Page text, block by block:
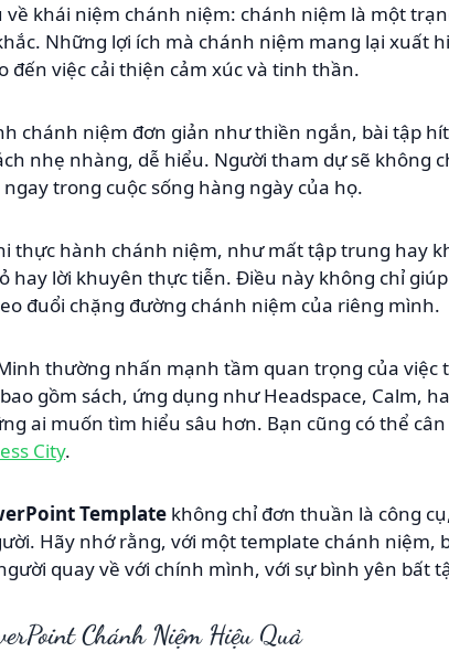
khái niệm chánh niệm: chánh niệm là một
Những lợi ích mà chánh niệm mang lại xuất
đến việc cải thiện cảm xúc và tinh thần.
chánh niệm đơn giản như thiền ngắn, bài tập
nhẹ nhàng, dễ hiểu. Người tham dự sẽ không
trong cuộc sống hàng ngày của họ.
thực hành chánh niệm, như mất tập trung hay
hay lời khuyên thực tiễn. Điều này không chỉ
đuổi chặng đường chánh niệm của riêng mình.
thường nhấn mạnh tầm quan trọng của việc
gồm sách, ứng dụng như Headspace, Calm,
ai muốn tìm hiểu sâu hơn. Bạn cũng có thể
City.
Template không chỉ đơn thuần là công
Hãy nhớ rằng, với một template chánh niệm,
quay về với chính mình, với sự bình yên bất
Chánh Niệm Hiệu Quả